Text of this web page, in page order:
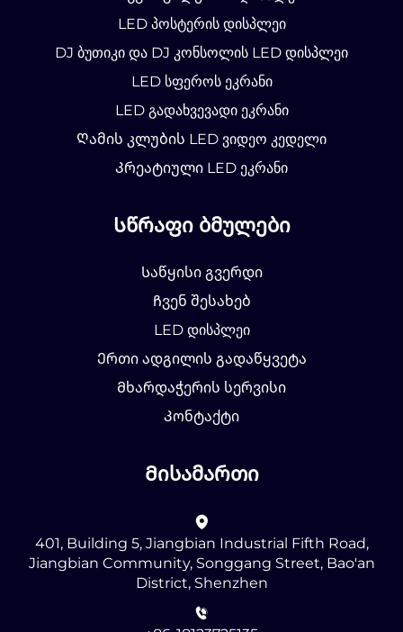
LED პოსტერის დისპლეი
DJ ბუთიკი და DJ კონსოლის LED დისპლეი
LED სფეროს ეკრანი
LED გადახვევადი ეკრანი
Ღამის კლუბის LED ვიდეო კედელი
Კრეატიული LED ეკრანი
Სწრაფი ბმულები
Საწყისი გვერდი
Ჩვენ შესახებ
LED დისპლეი
Ერთი ადგილის გადაწყვეტა
Მხარდაჭერის სერვისი
Კონტაქტი
Მისამართი
401, Building 5, Jiangbian Industrial Fifth Road,
Jiangbian Community, Songgang Street, Bao'an
District, Shenzhen